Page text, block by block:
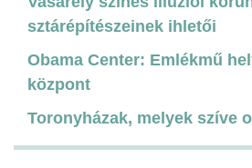
sztárépítészeinek ihletői
Obama Center: Emlékmű
központ
Toronyházak, melyek szíve